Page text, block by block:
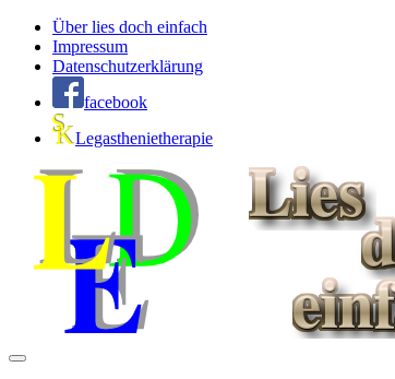
Über lies doch einfach
Impressum
Datenschutzerklärung
facebook
Legasthenietherapie